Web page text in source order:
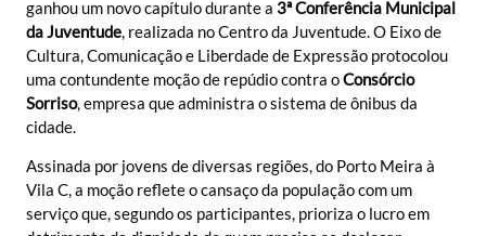
ganhou um novo capítulo durante a 3ª Conferência Municipal
da Juventude, realizada no Centro da Juventude. O Eixo de
Cultura, Comunicação e Liberdade de Expressão protocolou
uma contundente moção de repúdio contra oConsórcio
Sorriso, empresa que administra o sistema de ônibus da
cidade.
Assinada por jovens de diversas regiões, do Porto Meira à
Vila C, a moção reflete o cansaço da população com um
serviço que, segundo os participantes, prioriza o lucro em